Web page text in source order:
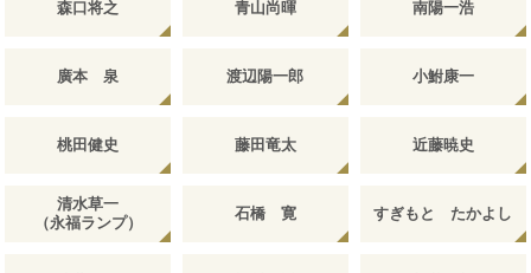
森口将之 青山尚暉 南陽一浩
廣本 泉 渡辺陽一郎 小鮒康一
桃田健史 藤田竜太 近藤暁史
清水草一
（永福ランプ）
石橋 寛 すぎもと たかよし